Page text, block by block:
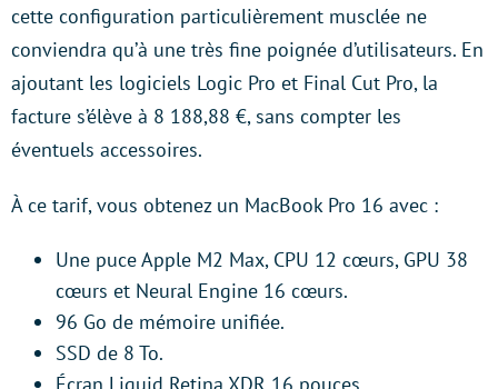
cette configuration particulièrement musclée ne
conviendra qu’à une très fine poignée d’utilisateurs. En
ajoutant les logiciels Logic Pro et Final Cut Pro, la
facture s’élève à 8 188,88 €, sans compter les
éventuels accessoires.
À ce tarif, vous obtenez un MacBook Pro 16 avec :
Une puce Apple M2 Max, CPU 12 cœurs, GPU 38
cœurs et Neural Engine 16 cœurs.
96 Go de mémoire unifiée.
SSD de 8 To.